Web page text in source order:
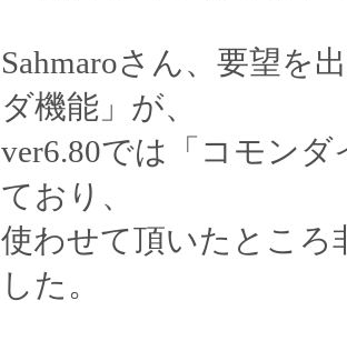
Sahmaroさん、要望を
ダ機能」が、
ver6.80では「コモン
ており、
使わせて頂いたところ
した。